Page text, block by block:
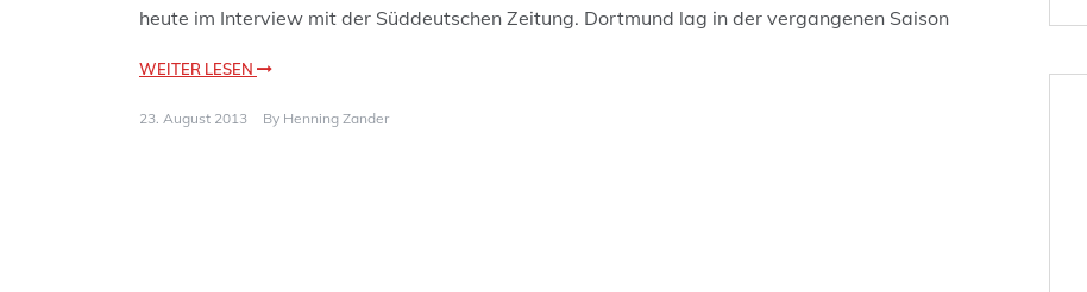
heute im Interview mit der Süddeutschen Zeitung. Dortmund lag in der vergangenen Saison
WEITER LESEN
23. August 2013 By Henning Zander